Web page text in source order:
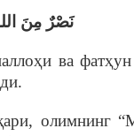
نَصْرٌ مِنَ
ва
олимнинг